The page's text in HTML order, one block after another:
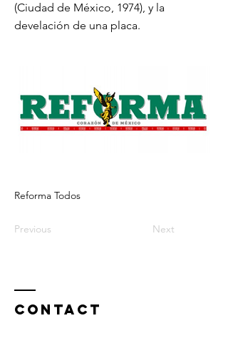
(Ciudad de México, 1974), y la
develación de una placa.
Reforma Todos
Previous Next
Contact